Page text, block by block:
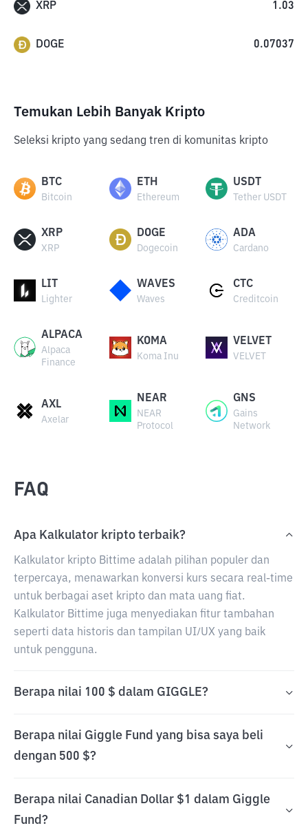
XRP 1.03
DOGE 0.07037
Temukan Lebih Banyak Kripto
Seleksi kripto yang sedang tren di komunitas kripto
BTC
Bitcoin
ETH
Ethereum
USDT
Tether USDT
XRP
XRP
DOGE
Dogecoin
ADA
Cardano
LIT
Lighter
WAVES
Waves
CTC
Creditcoin
ALPACA
Alpaca
Finance
KOMA
Koma Inu
VELVET
VELVET
AXL
Axelar
NEAR
NEAR
Protocol
GNS
Gains
Network
FAQ
Apa Kalkulator kripto terbaik?
Kalkulator kripto Bittime adalah pilihan populer dan
terpercaya, menawarkan konversi kurs secara real-time
untuk berbagai aset kripto dan mata uang fiat.
Kalkulator Bittime juga menyediakan fitur tambahan
seperti data historis dan tampilan UI/UX yang baik
untuk pengguna.
Berapa nilai 100 $ dalam GIGGLE?
Berapa nilai Giggle Fund yang bisa saya beli
dengan 500 $?
Berapa nilai Canadian Dollar $1 dalam Giggle
Fund?